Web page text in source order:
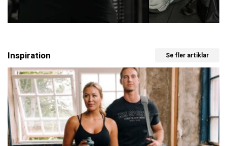
Inspiration Se fler artiklar